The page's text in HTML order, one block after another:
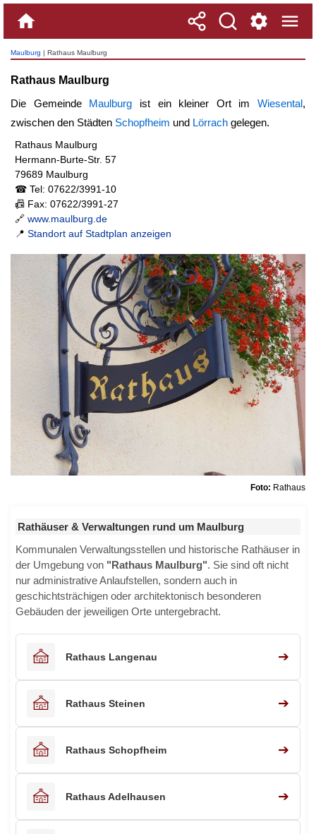
Maulburg | Rathaus Maulburg
Rathaus Maulburg
Die Gemeinde Maulburg ist ein kleiner Ort im Wiesental,
zwischen den Städten Schopfheim und Lörrach gelegen.
Rathaus Maulburg
Hermann-Burte-Str. 57
79689 Maulburg
☎ Tel: 07622/3991-10
📠 Fax: 07622/3991-27
🔗 www.maulburg.de
📍 Standort auf Stadtplan anzeigen
Foto: Rathaus
Rathäuser & Verwaltungen rund um Maulburg
Kommunalen Verwaltungsstellen und historische Rathäuser in
der Umgebung von "Rathaus Maulburg". Sie sind oft nicht
nur administrative Anlaufstellen, sondern auch in
geschichtsträchigen oder architektonisch besonderen
Gebäuden der jeweiligen Orte untergebracht.
Rathaus Langenau ➔
Rathaus Steinen ➔
Rathaus Schopfheim ➔
Rathaus Adelhausen ➔